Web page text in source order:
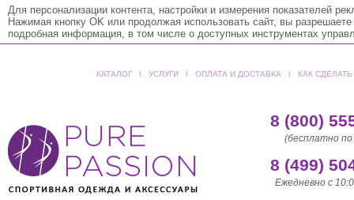
Для персонализации контента, настройки и измерения показателей
Нажимая кнопку OK или продолжая использовать сайт, вы
подробная информация, в том числе о доступных инструментах
КАТАЛОГ ǀ УСЛУГИ ǀ ОПЛАТА И ДОСТАВКА ǀ КАК СДЕЛАТЬ
8 (800)
(бесплатно по
8 (499)
Ежедневно с